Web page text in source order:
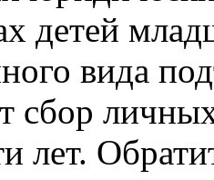
детей
вида
сбор
лет.